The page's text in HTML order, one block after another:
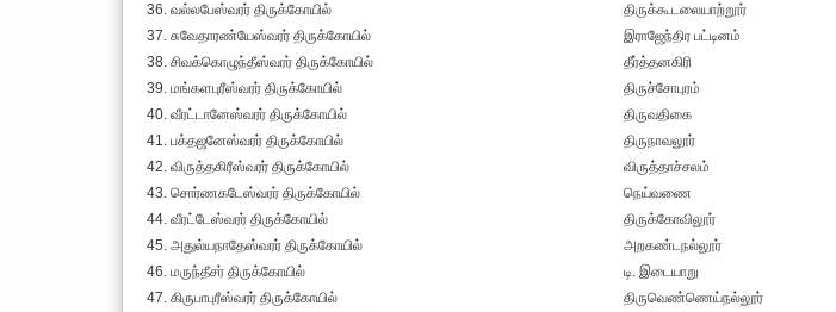
36. வல்லபேஸ்வரர் திருக்கோயில்
திருக்கூடலையாற்றூர்
37. சுவேதாரண்யேஸ்வரர் திருக்கோயில்
இராஜேந்திர பட்டினம்
38. சிவக்கொழுந்தீஸ்வரர் திருக்கோயில்
தீர்த்தனகிரி
39. மங்களபுரீஸ்வரர் திருக்கோயில்
திருச்சோபுரம்
40. வீரட்டானேஸ்வரர் திருக்கோயில்
திருவதிகை
41. பக்தஜனேஸ்வரர் திருக்கோயில்
திருநாவலூர்
42. விருத்தகிரீஸ்வரர் திருக்கோயில்
விருத்தாச்சலம்
43. சொர்ணகடேஸ்வரர் திருக்கோயில்
நெய்வணை
44. வீரட்டேஸ்வரர் திருக்கோயில்
திருக்கோவிலூர்
45. அதுல்யநாதேஸ்வரர் திருக்கோயில்
அறகண்டநல்லூர்
46. மருந்தீசர் திருக்கோயில்
டி. இடையாறு
47. கிருபாபுரீஸ்வரர் திருக்கோயில்
திருவெண்ணெய்நல்லூர்